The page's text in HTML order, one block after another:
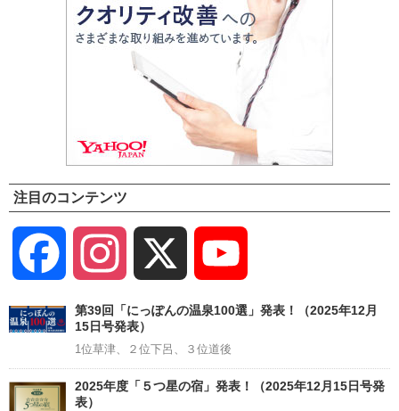
注目のコンテンツ
Facebook Instagram
Channel
第39回「にっぽんの温泉100選」発表！（2025年12月
15日号発表）
1位草津、２位下呂、３位道後
2025年度「５つ星の宿」発表！（2025年12月15日号発
表）